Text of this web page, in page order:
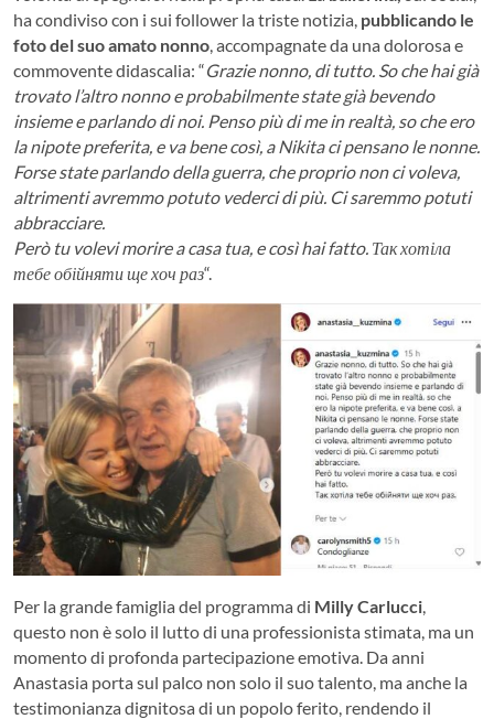
ha condiviso con i sui follower la triste notizia, pubblicando le
foto del suo amato nonno, accompagnate da una dolorosa e
commovente didascalia: “Grazie nonno, di tutto. So che hai già
trovato l’altro nonno e probabilmente state già bevendo
insieme e parlando di noi. Penso più di me in realtà, so che ero
la nipote preferita, e va bene così, a Nikita ci pensano le nonne.
Forse state parlando della guerra, che proprio non ci voleva,
altrimenti avremmo potuto vederci di più. Ci saremmo potuti
abbracciare.
Però tu volevi morire a casa tua, e così hai fatto. Так хотіла
тебе обійняти ще хоч раз“.
Per la grande famiglia del programma di Milly Carlucci
questo non è solo il lutto di una professionista stimata, ma un
momento di profonda partecipazione emotiva. Da anni
Anastasia porta sul palco non solo il suo talento, ma anche la
testimonianza dignitosa di un popolo ferito, rendendo il